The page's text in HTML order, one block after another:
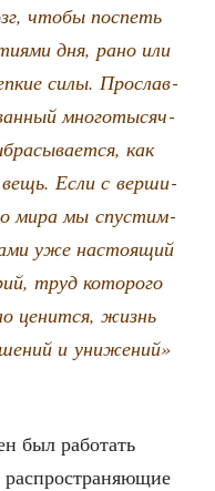
что­бы поспеть
дня, рано или
силы. Про­слав­
мно­го­ты­сяч­
как
вещь. Если с вер­ши­
мира мы спу­стим­
уже насто­я­щий
труд кото­ро­го
ценит­ся, жизнь
и уни­же­ний»
был рабо­тать